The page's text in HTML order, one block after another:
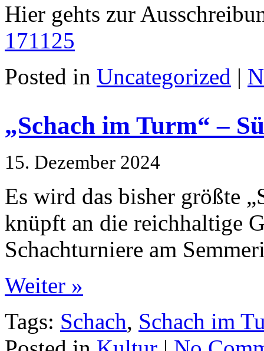
Hier gehts zur
171125
Posted in Uncategorized |
„Schach im Turm“ –
15. Dezember 2024
Es wird das bisher größte
knüpft an die reichhaltige
Schachturniere am
Weiter »
Tags: Schach, Schach im